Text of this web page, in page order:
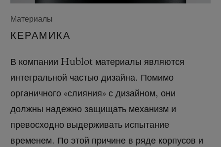
Материалы
КЕРАМИКА
В компании Hublot материалы являются
интегральной частью дизайна. Помимо
органичного «слияния» с дизайном, они
должны надежно защищать механизм и
превосходно выдерживать испытание
временем. По этой причине в ряде корпусов и